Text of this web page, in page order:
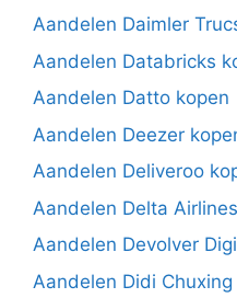
Aandelen Daimler
Aandelen Databricks
Aandelen Datto kopen
Aandelen Deezer
Aandelen Deliveroo
Aandelen Delta
Aandelen Devolver
Aandelen Didi Chuxing